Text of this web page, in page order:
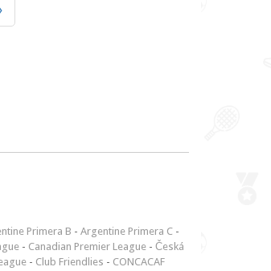
Primera B - Argentine Primera C -
- Canadian Premier League - Česká
- Club Friendlies - CONCACAF